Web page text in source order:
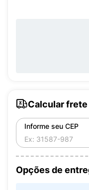
Calcular frete
Informe seu CEP
Opções de